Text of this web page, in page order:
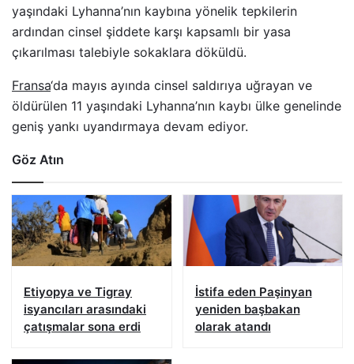
yaşındaki Lyhanna’nın kaybına yönelik tepkilerin
ardından cinsel şiddete karşı kapsamlı bir yasa
çıkarılması talebiyle sokaklara döküldü.
Fransa‘da mayıs ayında cinsel saldırıya uğrayan ve
öldürülen 11 yaşındaki Lyhanna’nın kaybı ülke genelinde
geniş yankı uyandırmaya devam ediyor.
Göz Atın
Etiyopya ve Tigray
isyancıları arasındaki
çatışmalar sona erdi
İstifa eden Paşinyan
yeniden başbakan
olarak atandı